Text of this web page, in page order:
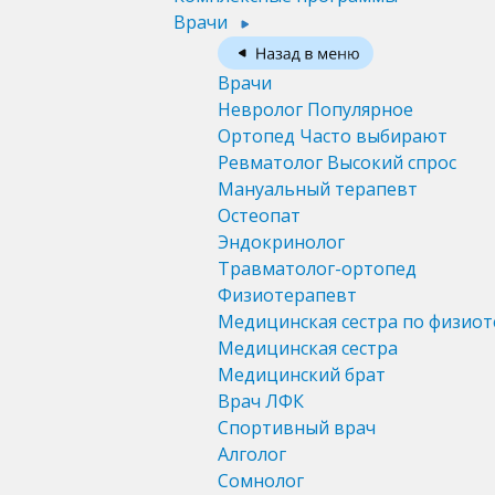
Врачи
Врачи
Невролог Популярное
Ортопед Часто выбирают
Ревматолог Высокий спрос
Мануальный терапевт
Остеопат
Эндокринолог
Травматолог-ортопед
Физиотерапевт
Медицинская сестра по
Медицинская сестра
Медицинский брат
Врач ЛФК
Спортивный врач
Алголог
Сомнолог